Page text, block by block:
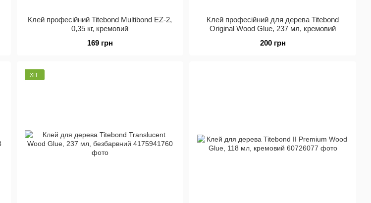
Клей професійний Titebond Multibond EZ-2,
0,35 кг, кремовий
169 грн
Клей професійний для дерева Titebond
Original Wood Glue, 237 мл, кремовий
200 грн
ХІТ